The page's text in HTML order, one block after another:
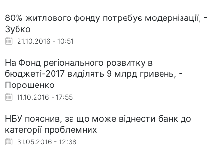
80% житлового фонду потребує модернізації, -
Зубко
21.10.2016 - 10:51
На Фонд регіонального розвитку в
бюджеті-2017 виділять 9 млрд гривень, -
Порошенко
11.10.2016 - 17:55
НБУ пояснив, за що може віднести банк до
категорії проблемних
31.05.2016 - 12:38